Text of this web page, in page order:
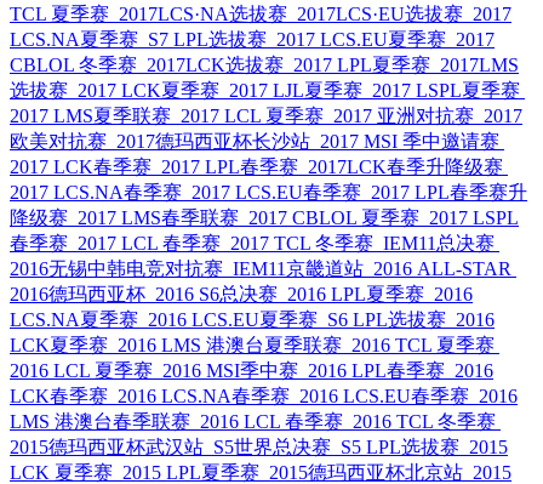
TCL 夏季赛 2017LCS·NA选拔赛 2017LCS·EU选拔赛 2017
LCS.NA夏季赛 S7 LPL选拔赛 2017 LCS.EU夏季赛 2017
CBLOL 冬季赛 2017LCK选拔赛 2017 LPL夏季赛 2017LMS
选拔赛 2017 LCK夏季赛 2017 LJL夏季赛 2017 LSPL夏季赛
2017 LMS夏季联赛 2017 LCL 夏季赛 2017 亚洲对抗赛 2017
欧美对抗赛 2017德玛西亚杯长沙站 2017 MSI 季中邀请赛
2017 LCK春季赛 2017 LPL春季赛 2017LCK春季升降级赛
2017 LCS.NA春季赛 2017 LCS.EU春季赛 2017 LPL春季赛升
降级赛 2017 LMS春季联赛 2017 CBLOL 夏季赛 2017 LSPL
春季赛 2017 LCL 春季赛 2017 TCL 冬季赛 IEM11总决赛
2016无锡中韩电竞对抗赛 IEM11京畿道站 2016 ALL-STAR
2016德玛西亚杯 2016 S6总决赛 2016 LPL夏季赛 2016
LCS.NA夏季赛 2016 LCS.EU夏季赛 S6 LPL选拔赛 2016
LCK夏季赛 2016 LMS 港澳台夏季联赛 2016 TCL 夏季赛
2016 LCL 夏季赛 2016 MSI季中赛 2016 LPL春季赛 2016
LCK春季赛 2016 LCS.NA春季赛 2016 LCS.EU春季赛 2016
LMS 港澳台春季联赛 2016 LCL 春季赛 2016 TCL 冬季赛
2015德玛西亚杯武汉站 S5世界总决赛 S5 LPL选拔赛 2015
LCK 夏季赛 2015 LPL夏季赛 2015德玛西亚杯北京站 2015